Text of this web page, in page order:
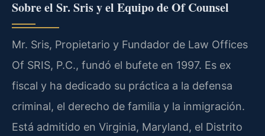
Sobre el Sr. Sris y el Equipo de Of Counsel
Mr. Sris, Propietario y Fundador de Law Offices
Of SRIS, P.C., fundó el bufete en 1997. Es ex
fiscal y ha dedicado su práctica a la defensa
criminal, el derecho de familia y la inmigración.
Está admitido en Virginia, Maryland, el Distrito